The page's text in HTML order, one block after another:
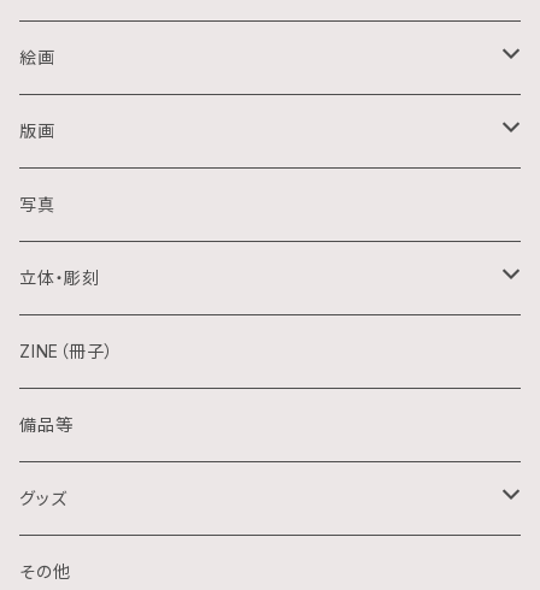
絵画
油画
アクリル画
日本画
水彩画
クレパス画
水墨画
スプレー画
版画
銅版画
木版画
シルクスクリーン
リトグラフ
デジタル
ステンシル
写真
立体・彫刻
陶芸
金属
石
木
ZINE（冊子）
備品等
グッズ
ポストカード
その他